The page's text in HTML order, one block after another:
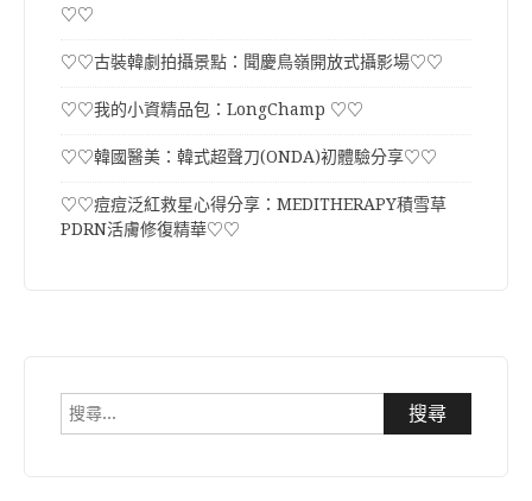
♡♡
♡♡古裝韓劇拍攝景點：聞慶鳥嶺開放式攝影場♡♡
♡♡我的小資精品包：LongChamp ♡♡
♡♡韓國醫美：韓式超聲刀(ONDA)初體驗分享♡♡
♡♡痘痘泛紅救星心得分享：MEDITHERAPY積雪草
PDRN活膚修復精華♡♡
搜
尋